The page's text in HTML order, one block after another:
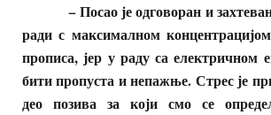
− Посао је одговоран и
ради с максималном
прописа, јер у раду са електричном
бити пропуста и непажње. Стрес је
део позива за који смо се